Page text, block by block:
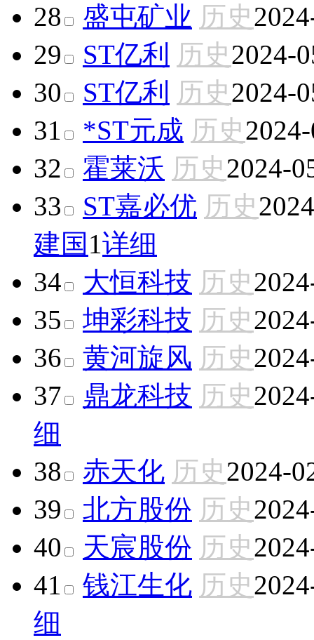
28
盛屯矿业 历史
29
ST亿利 历史2024-
30
ST亿利 历史2024-
31
*ST元成 历史
32
霍莱沃 历史2024-
33
ST嘉必优 历史
建国 1详细
34
大恒科技 历史
35
坤彩科技 历史
36
黄河旋风 历史
37
鼎龙科技 历史
细
38
赤天化 历史2024-
39
北方股份 历史
40
天宸股份 历史
41
钱江生化 历史
细